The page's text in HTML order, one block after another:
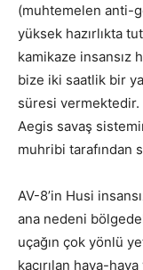
(muhtemelen anti-
yüksek hazırlıkta
kamikaze insansız
bize iki saatlik bir
süresi
Aegis savaş
muhribi tarafından
AV-8’in Husi
ana nedeni
uçağın çok yönlü
kaçırılan hava-